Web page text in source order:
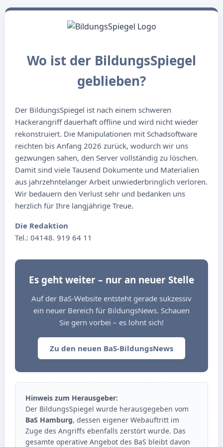
Wo ist der BildungsSpiegel
geblieben?
Der BildungsSpiegel ist nach einem schweren
Hackerangriff dauerhaft offline und wird nicht wieder
rekonstruiert. Die Manipulationen mit Schadsoftware
reichten bis Anfang 2026 zurück, wodurch wir uns
gezwungen sahen, den Server vollständig zu löschen.
Damit sind viele Tausend Dokumente und Materialien
aus jahrzehntelanger Arbeit unwiederbringlich verloren.
Wir bedauern den Verlust sehr und bedanken uns
herzlich für Ihre langjährige Treue.
Die Redaktion
Tel.: 04148. 919 64 11
Es geht weiter – nur an neuer Stelle
Auf der BaS-Website entsteht gerade sukzessiv
ein neuer Bereich für BildungsNews. Schauen
Sie gern vorbei – es lohnt sich!
Zu den neuen BaS-BildungsNews
Hinweis zum Herausgeber:
Der BildungsSpiegel wurde herausgegeben vom
BaS Hamburg, dessen eigener Webauftritt im
Zuge des Angriffs ebenfalls zerstört wurde. Das
gesamte operative Angebot des BaS bleibt davon